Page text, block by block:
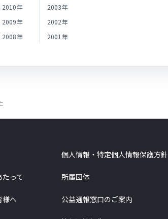
2010年
2009年
2008年
2003年
2002年
2001年
個人情報・特定個人情報保護方針
って 所属団体
様へ 公益通報窓口のご案内